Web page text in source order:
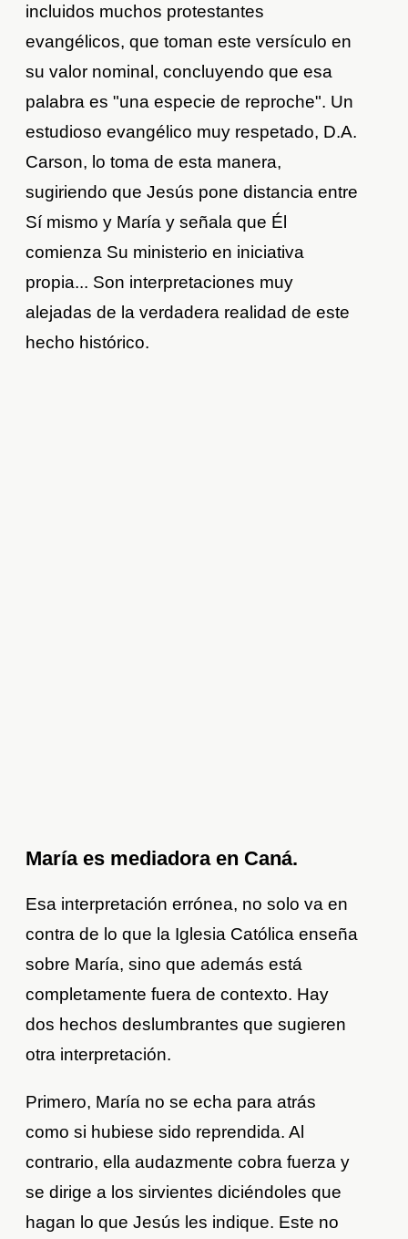
incluidos muchos protestantes
evangélicos, que toman este versículo en
su valor nominal, concluyendo que esa
palabra es "una especie de reproche". Un
estudioso evangélico muy respetado, D.A.
Carson, lo toma de esta manera,
sugiriendo que Jesús pone distancia entre
Sí mismo y María y señala que Él
comienza Su ministerio en iniciativa
propia... Son interpretaciones muy
alejadas de la verdadera realidad de este
hecho histórico.
María es mediadora en Caná.
Esa interpretación errónea, no solo va en
contra de lo que la Iglesia Católica enseña
sobre María, sino que además está
completamente fuera de contexto. Hay
dos hechos deslumbrantes que sugieren
otra interpretación.
Primero, María no se echa para atrás
como si hubiese sido reprendida. Al
contrario, ella audazmente cobra fuerza y
se dirige a los sirvientes diciéndoles que
hagan lo que Jesús les indique. Este no